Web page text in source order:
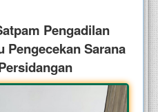
Pengadilan
Pengecekan Sarana